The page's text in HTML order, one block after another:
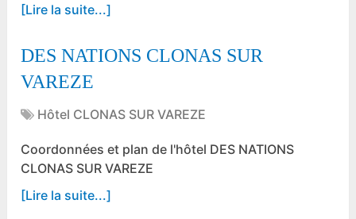
[Lire la suite...]
DES NATIONS CLONAS SUR
VAREZE
Hôtel CLONAS SUR VAREZE
Coordonnées et plan de l'hôtel DES NATIONS
CLONAS SUR VAREZE
[Lire la suite...]